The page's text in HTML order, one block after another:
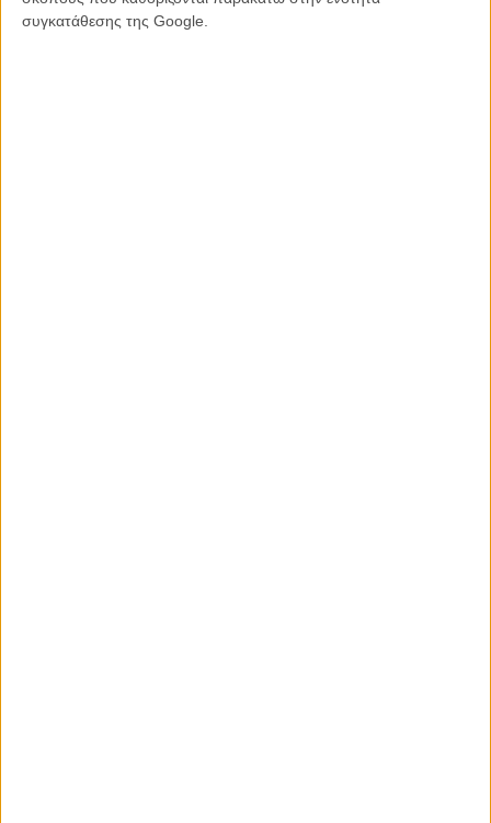
συγκατάθεσης της Google.
καταλήγοντας περισσότερο μ' ένα αμήχανο, αντι-ρομαντικό αντι-
μελόδραμα, με την αισθητική των σειρών του BBC του '80 και με μια